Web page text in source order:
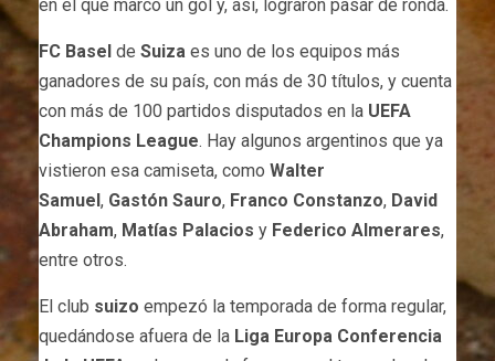
en el que marcó un gol y, así, lograron pasar de ronda.
FC Basel de Suiza es uno de los equipos más
ganadores de su país, con más de 30 títulos, y cuenta
con más de 100 partidos disputados en la UEFA
Champions League. Hay algunos argentinos que ya
vistieron esa camiseta, como Walter
Samuel, Gastón Sauro, Franco Constanzo, David
Abraham, Matías Palacios y Federico Almerares,
entre otros.
El club suizo empezó la temporada de forma regular,
quedándose afuera de la Liga Europa Conferencia